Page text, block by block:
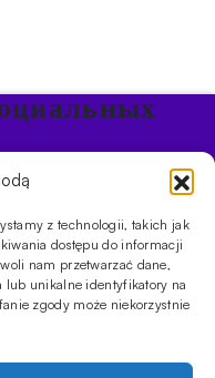
z technologii, takich jak
dostępu do informacji
nam przetwarzać dane,
lub unikalne identyfikatory na
zgody może niekorzystnie
безникотиновые
магазина